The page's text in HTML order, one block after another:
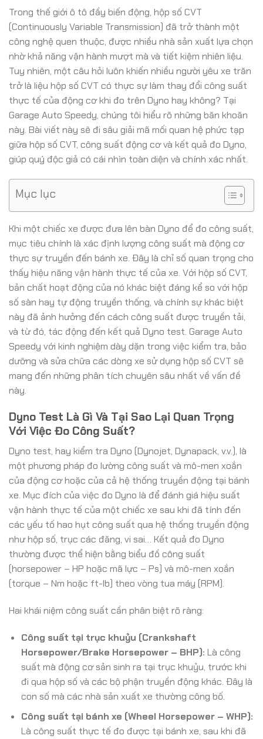
Trong thế giới ô tô đầy biến động, hộp số CVT
(Continuously Variable Transmission) đã trở thành một
công nghệ quen thuộc, được nhiều nhà sản xuất lựa chọn
nhờ khả năng vận hành mượt mà và tiết kiệm nhiên liệu.
Tuy nhiên, một câu hỏi luôn khiến nhiều người yêu xe trăn
trở là liệu hộp số CVT có thực sự làm thay đổi công suất
thực tế của động cơ khi đo trên Dyno hay không? Tại
Garage Auto Speedy, chúng tôi hiểu rõ những băn khoăn
này. Bài viết này sẽ đi sâu giải mã mối quan hệ phức tạp
giữa hộp số CVT, công suất động cơ và kết quả đo Dyno,
giúp quý độc giả có cái nhìn toàn diện và chính xác nhất.
Mục lục
Khi một chiếc xe được đưa lên bàn Dyno để đo công suất,
mục tiêu chính là xác định lượng công suất mà động cơ
thực sự truyền đến bánh xe. Đây là chỉ số quan trọng cho
thấy hiệu năng vận hành thực tế của xe. Với hộp số CVT,
bản chất hoạt động của nó khác biệt đáng kể so với hộp
số sàn hay tự động truyền thống, và chính sự khác biệt
này đã ảnh hưởng đến cách công suất được truyền tải,
và từ đó, tác động đến kết quả Dyno test. Garage Auto
Speedy với kinh nghiệm dày dặn trong việc kiểm tra, bảo
dưỡng và sửa chữa các dòng xe sử dụng hộp số CVT sẽ
mang đến những phân tích chuyên sâu nhất về vấn đề
này.
Dyno Test Là Gì Và Tại Sao Lại Quan Trọng
Với Việc Đo Công Suất?
Dyno test, hay kiểm tra Dyno (Dynojet, Dynapack, v.v.), là
một phương pháp đo lường công suất và mô-men xoắn
của động cơ hoặc của cả hệ thống truyền động tại bánh
xe. Mục đích của việc đo Dyno là để đánh giá hiệu suất
vận hành thực tế của một chiếc xe sau khi đã tính đến
các yếu tố hao hụt công suất qua hệ thống truyền động
như hộp số, trục các đăng, vi sai… Kết quả đo Dyno
thường được thể hiện bằng biểu đồ công suất
(horsepower – HP hoặc mã lực – Ps) và mô-men xoắn
(torque – Nm hoặc ft-lb) theo vòng tua máy (RPM).
Hai khái niệm công suất cần phân biệt rõ ràng:
Công suất tại trục khuỷu (Crankshaft
Horsepower/Brake Horsepower – BHP): Là công
suất mà động cơ sản sinh ra tại trục khuỷu, trước khi
đi qua hộp số và các bộ phận truyền động khác. Đây là
con số mà các nhà sản xuất xe thường công bố.
Công suất tại bánh xe (Wheel Horsepower – WHP):
Là công suất thực tế đo được tại bánh xe, sau khi đã